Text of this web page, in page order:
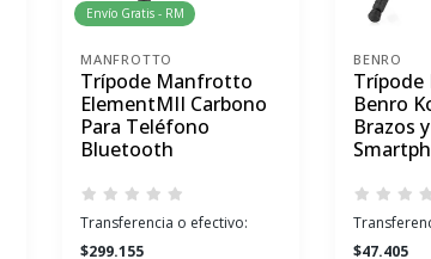
Envío Gratis - RM
MANFROTTO
Trípode Manfrotto
ElementMII Carbono
Para Teléfono
Bluetooth
Transferencia o efectivo:
$299.155
BENRO
Trípode
Benro
Brazos
$47.405